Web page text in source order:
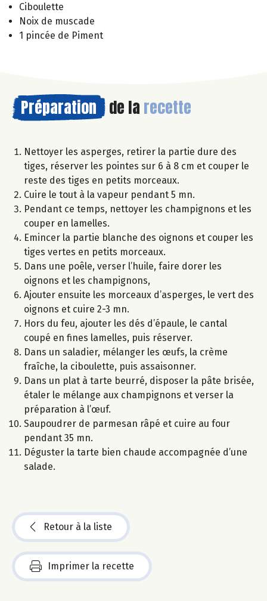
Ciboulette
Noix de muscade
1 pincée de Piment
Préparation de la recette
Nettoyer les asperges, retirer la partie dure des
tiges, réserver les pointes sur 6 à 8 cm et couper le
reste des tiges en petits morceaux.
Cuire le tout à la vapeur pendant 5 mn.
Pendant ce temps, nettoyer les champignons et les
couper en lamelles.
Emincer la partie blanche des oignons et couper les
tiges vertes en petits morceaux.
Dans une poêle, verser l’huile, faire dorer les
oignons et les champignons,
Ajouter ensuite les morceaux d’asperges, le vert des
oignons et cuire 2-3 mn.
Hors du feu, ajouter les dés d’épaule, le cantal
coupé en fines lamelles, puis réserver.
Dans un saladier, mélanger les œufs, la crème
fraîche, la ciboulette, puis assaisonner.
Dans un plat à tarte beurré, disposer la pâte brisée,
étaler le mélange aux champignons et verser la
préparation à l’œuf.
Saupoudrer de parmesan râpé et cuire au four
pendant 35 mn.
Déguster la tarte bien chaude accompagnée d’une
salade.
Retour à la liste
Imprimer la recette